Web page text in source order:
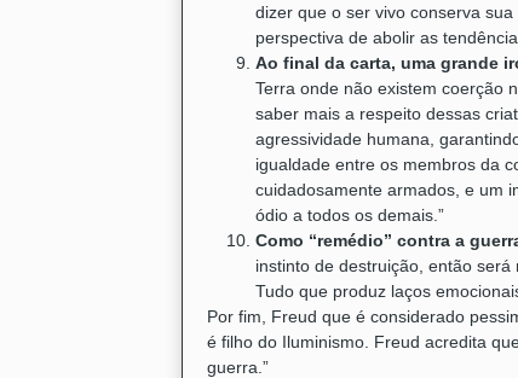
dizer que o ser vivo conserva
perspectiva de abolir as
Ao final da carta, uma grande
Terra onde não existem coerção
saber mais a respeito dessas
agressividade humana,
igualdade entre os membros da
cuidadosamente armados, e um
ódio a todos os demais.”
Como “remédio” contra a
instinto de destruição, então
Tudo que produz laços
Por fim, Freud que é considerado
é filho do Iluminismo. Freud acredita
guerra.”